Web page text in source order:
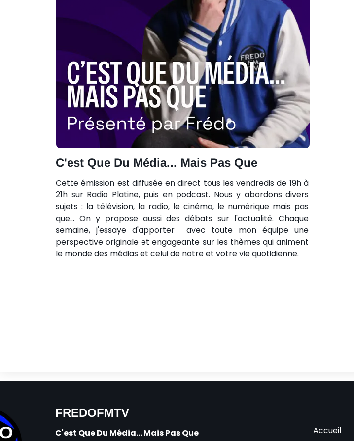
C'est Que Du Média... Mais Pas Que
Cette émission est diffusée en direct tous les vendredis de 19h à
21h sur Radio Platine, puis en podcast. Nous y abordons divers
sujets : la télévision, la radio, le cinéma, le numérique mais pas
que... On y propose aussi des débats sur l'actualité. Chaque
semaine, j'essaye d'apporter avec toute mon équipe une
perspective originale et engageante sur les thèmes qui animent
le monde des médias et celui de notre et votre vie quotidienne.
FREDOFMTV
C'est Que Du Média... Mais Pas Que Accueil